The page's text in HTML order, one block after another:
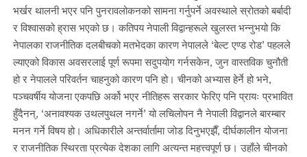
भर्खर थालनी भएर पनि पुनरावलोकनको सामना गर्नुपर्ने अवस्थाले स्रोतको बर्बादी
र विश्वासको ह्रास भएको छ। कतिपय नेपाली विद्वान्हरूले खुलस्त भन्नुभयो कि
नेपालका राजनीतिक दलबीचको मतभेदका कारण नेपालले ‘बेल्ट एण्ड रोड’ पहलले
ल्याएको विकास अवसरलाई पूर्ण रूपमा सदुपयोग गर्नसकेन, जुन वास्तविक चुनौती
हो र नेपालले परिवर्तन चाहनुको कारण पनि हो। चीनको अभ्यास हेर्ने हो भने,
पञ्चवर्षीय योजना एकपछि अर्को भएर नीतिहरू सरकार फेरिए पनि प्रायः प्रभावित
हुँदैनन्, ‘अनावश्यक उथलपुथल नगर्ने’ यो लचिलोपन नै नेपाली विद्वानले बारम्बार
मनन गर्ने विषय हो। अधिकारीले अन्तर्वार्तामा जोड दिनुभएझैँ, दीर्घकालीन योजना
र राजनीतिक स्थिरता प्रत्येक देशका लागि अत्यन्त महत्त्वपूर्ण छ। उहाँले चीनको